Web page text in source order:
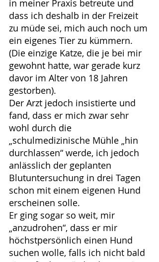
in meiner Praxis betreute und
dass ich deshalb in der Freizeit
zu müde sei, mich auch noch um
ein eigenes Tier zu kümmern.
(Die einzige Katze, die je bei mir
gewohnt hatte, war gerade kurz
davor im Alter von 18 Jahren
gestorben).
Der Arzt jedoch insistierte und
fand, dass er mich zwar sehr
wohl durch die
„schulmedizinische Mühle „hin
durchlassen“ werde, ich jedoch
anlässlich der geplanten
Blutuntersuchung in drei Tagen
schon mit einem eigenen Hund
erscheinen solle.
Er ging sogar so weit, mir
„anzudrohen“, dass er mir
höchstpersönlich einen Hund
suchen wolle, falls ich nicht bald